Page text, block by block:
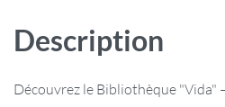
Description
Découvrez le Bibliothèque "Vida"